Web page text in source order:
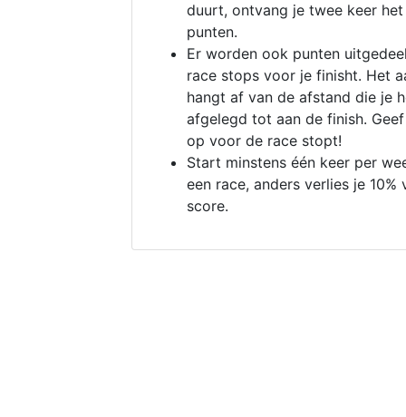
duurt, ontvang je twee keer
punten.
Er worden ook punten
race stops voor je finisht. Het
hangt af van de afstand die je
afgelegd tot aan de finish.
op voor de race stopt!
Start minstens één keer per
een race, anders verlies je 10%
score.